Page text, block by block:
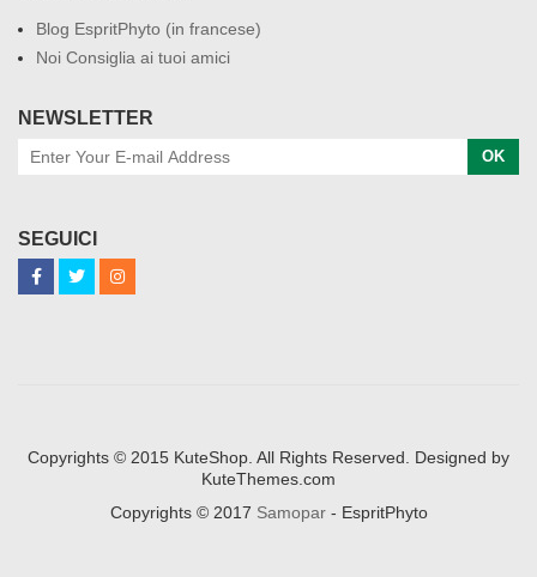
Blog EspritPhyto (in francese)
Noi Consiglia ai tuoi amici
NEWSLETTER
OK
SEGUICI
Copyrights © 2015 KuteShop. All Rights Reserved. Designed by
KuteThemes.com
Copyrights © 2017 Samopar- EspritPhyto